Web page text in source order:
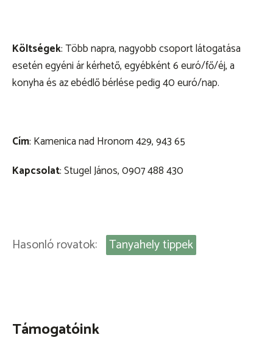
Költségek: Több napra, nagyobb csoport látogatása
esetén egyéni ár kérhető, egyébként 6 euró/fő/éj, a
konyha és az ebédlő bérlése pedig 40 euró/nap.
Cím: Kamenica nad Hronom 429, 943 65
Kapcsolat: Stugel János, 0907 488 430
Hasonló rovatok: Tanyahely tippek
Támogatóink